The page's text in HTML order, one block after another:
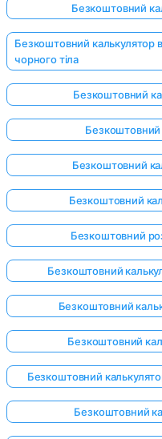
Безкоштовний
Безкоштовний калькулятор
чорного тіла
Безкоштовний
Безкоштовний
Безкоштовний
Безкоштовний
Безкоштовний
Безкоштовний
Безкоштовний
Безкоштовний
Безкоштовний
Безкоштовний